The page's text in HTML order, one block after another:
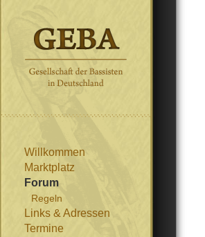
Willkommen
Marktplatz
Forum
Regeln
Links & Adressen
Termine